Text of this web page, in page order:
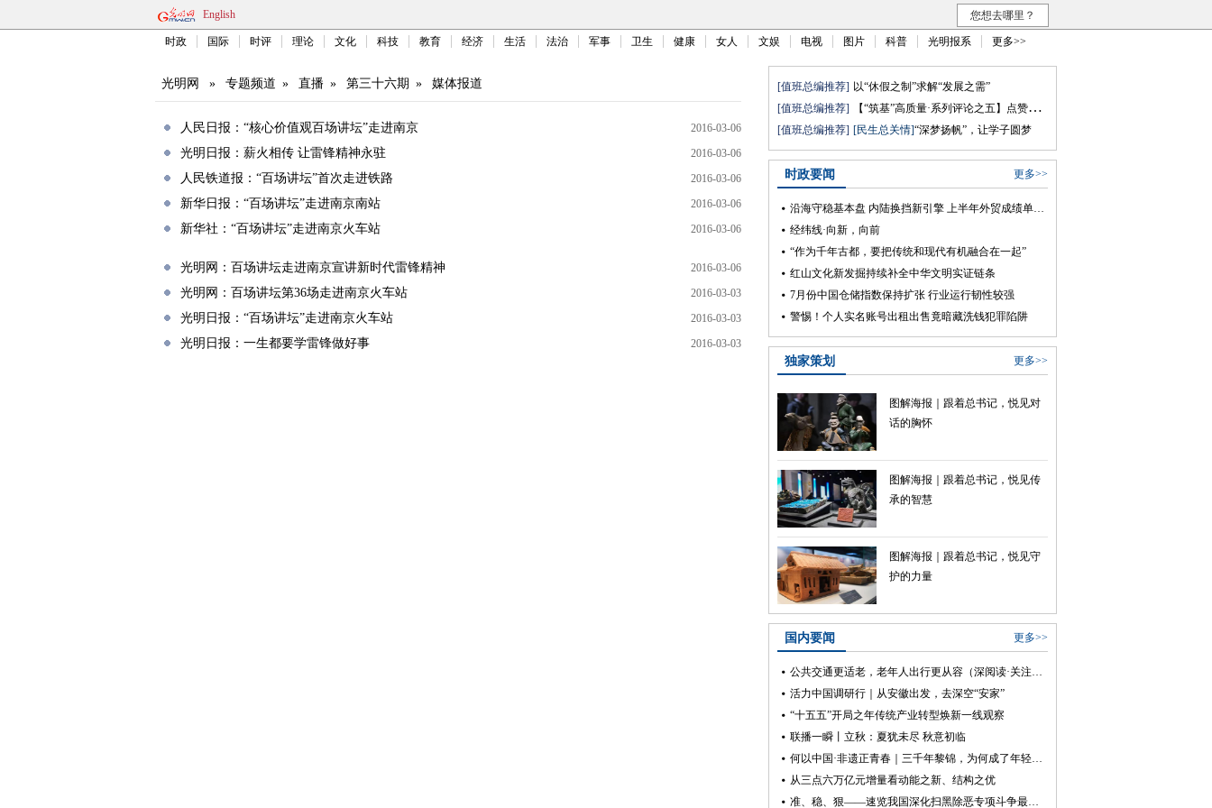
English 您想去哪里？
时政 国际 时评 理论 文化 科技 教育 经济 生活 法治 军事 卫生 健康 女人 文娱 电视 图片 科普 光明报系 更多>>
光明网 » 专题频道 » 直播 » 第三十六期 » 媒体报道
人民日报：“核心价值观百场讲坛”走进南京 2016-03-06
光明日报：薪火相传 让雷锋精神永驻 2016-03-06
人民铁道报：“百场讲坛”首次走进铁路 2016-03-06
新华日报：“百场讲坛”走进南京南站 2016-03-06
新华社：“百场讲坛”走进南京火车站 2016-03-06
光明网：百场讲坛走进南京宣讲新时代雷锋精神 2016-03-06
光明网：百场讲坛第36场走进南京火车站 2016-03-03
光明日报：“百场讲坛”走进南京火车站 2016-03-03
光明日报：一生都要学雷锋做好事 2016-03-03